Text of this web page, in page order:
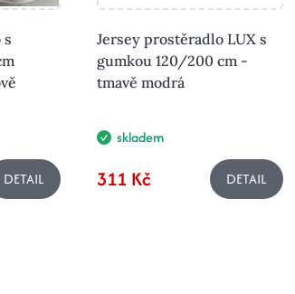
s
DETAIL
Jersey prostěradlo LUX s
gumkou 120/200 cm -
tmavě modrá
skladem
311 Kč DETAIL